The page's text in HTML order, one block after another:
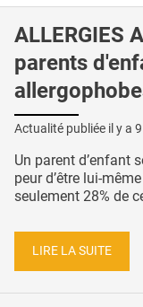
ALLERGIES
parents
Actualité publiée il y a
Un parent d’enfant
peur d’être lui-
seulement 28% de
LIRE LA SUITE